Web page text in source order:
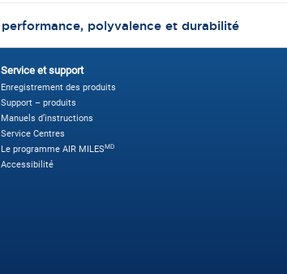
performance, polyvalence et durabilité
Service et support
Enregistrement des produits
Support – produits
Manuels d’instructions
Service Centres
Le programme AIR MILESMD
Accessibilité